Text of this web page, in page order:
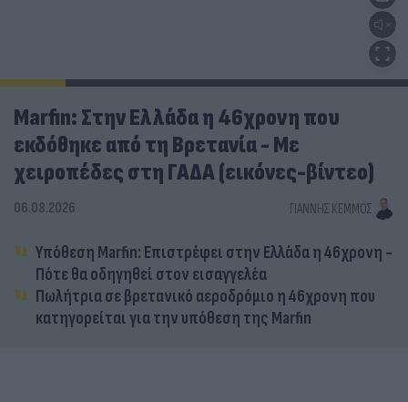
Marfin: Στην Ελλάδα η 46χρονη που
εκδόθηκε από τη Βρετανία - Με
χειροπέδες στη ΓΑΔΑ (εικόνες-βίντεο)
06.08.2026 ΓΙΆΝΝΗΣ ΚΈΜΜΟΣ
Υπόθεση Marfin: Επιστρέφει στην Ελλάδα η 46χρονη -
Πότε θα οδηγηθεί στον εισαγγελέα
Πωλήτρια σε βρετανικό αεροδρόμιο η 46χρονη που
κατηγορείται για την υπόθεση της Marfin